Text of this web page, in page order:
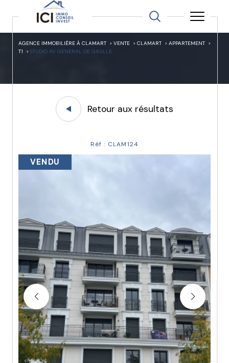
AGENCE IMMOBILIÈRE À CLAMART VENTE CLAMART
APPARTEMENT
T1
STUDIO AV GENERAL DE GAULLE
Retour aux résultats
Réf : CLAM124
VENDU